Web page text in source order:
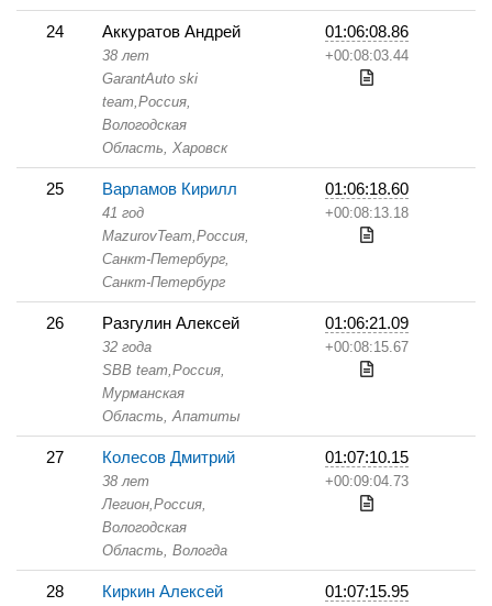
24 Аккуратов Андрей
38 лет
GarantAuto ski
team,Россия,
Вологодская
Область, Харовск
01:06:08.86
+00:08:03.44
25 Варламов Кирилл
41 год
MazurovTeam,Россия,
Санкт-Петербург,
Санкт-Петербург
01:06:18.60
+00:08:13.18
26 Разгулин Алексей
32 года
SBB team,Россия,
Мурманская
Область, Апатиты
01:06:21.09
+00:08:15.67
27 Колесов Дмитрий
38 лет
Легион,Россия,
Вологодская
Область, Вологда
01:07:10.15
+00:09:04.73
28 Киркин Алексей 01:07:15.95